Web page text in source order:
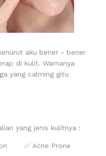
aku bener - bener
di kulit. Warnanya
yang calming gitu
yang jenis kulitnya :
✅ Acne Prone